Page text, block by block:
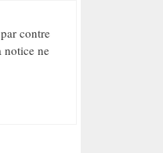
contre
notice ne